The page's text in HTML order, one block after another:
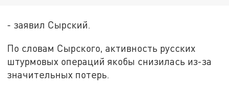
- заявил Сырский.
По словам Сырского, активность русских
штурмовых операций якобы снизилась из-за
значительных потерь.